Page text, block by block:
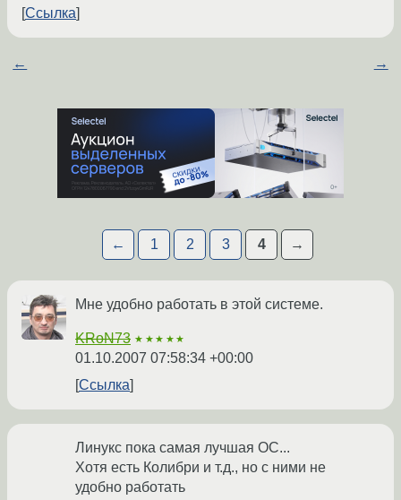
Ссылка
← →
← 1 2 3 4 →
Мне удобно работать в этой системе.
KRoN73 ★★★★★
01.10.2007 07:58:34 +00:00
Ссылка
Линукс пока самая лучшая ОС...
Хотя есть Колибри и т.д., но с ними не
удобно работать